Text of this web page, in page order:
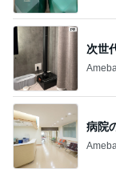
病院